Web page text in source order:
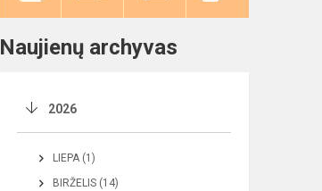
Naujienų archyvas
2026
LIEPA (1)
BIRŽELIS (14)